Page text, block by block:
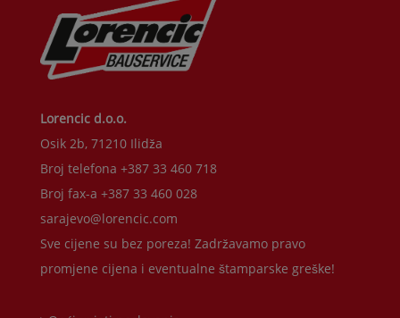
Lorencic d.o.o.
Osik 2b, 71210 Ilidža
Broj telefona +387 33 460 718
Broj fax-a +387 33 460 028
sarajevo@lorencic.com
Sve cijene su bez poreza! Zadržavamo pravo
promjene cijena i eventualne štamparske greške!